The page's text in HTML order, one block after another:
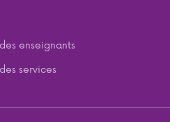
enseignants
services